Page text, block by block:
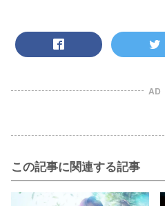
AD
この記事に関連する記事